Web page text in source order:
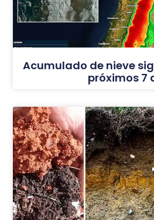
Acumulado de nieve
próximos 7